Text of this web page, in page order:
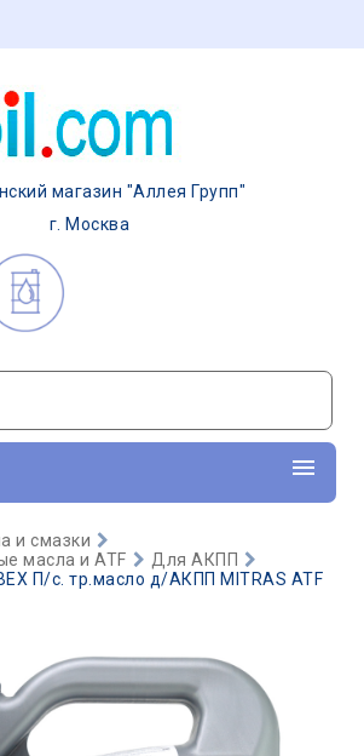
магазин "Аллея Групп"
г. Москва
и смазки
масла и ATF
Для АКПП
П/с. тр.масло д/АКПП MITRAS ATF